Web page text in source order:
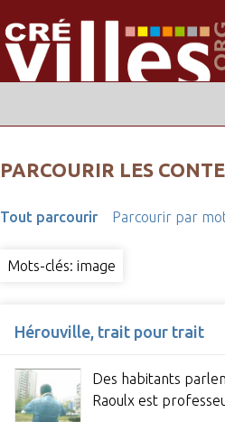
PARCOURIR LES
Tout parcourir Parcourir par
Mots-clés: image
Hérouville, trait pour trait
Des habitants
Raoulx est